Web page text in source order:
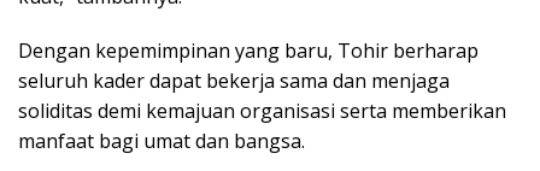
Dengan kepemimpinan yang baru, Tohir berharap
seluruh kader dapat bekerja sama dan menjaga
soliditas demi kemajuan organisasi serta memberikan
manfaat bagi umat dan bangsa.